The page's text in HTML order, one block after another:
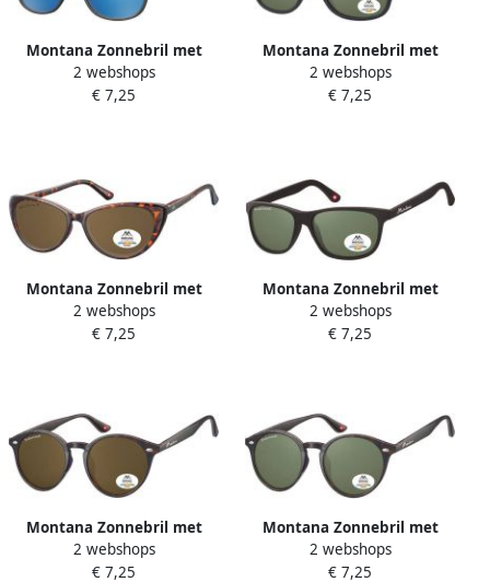
Montana Zonnebril met
Revo blauw glas zwart
2 webshops
€ 7,25
Montana Zonnebril met
groen G15 gepolariseerd
glas zwart
2 webshops
€ 7,25
Montana Zonnebril met
bruin gepolariseerd glas
turtle
2 webshops
€ 7,25
Montana Zonnebril met
groen G15 gepolariseerd
glas mat zwart
2 webshops
€ 7,25
Montana Zonnebril met
bruin gepolariseerd rond
glas turtle
2 webshops
€ 7,25
Montana Zonnebril met
groen G15 gepolariseerd
rond glas turtle
2 webshops
€ 7,25